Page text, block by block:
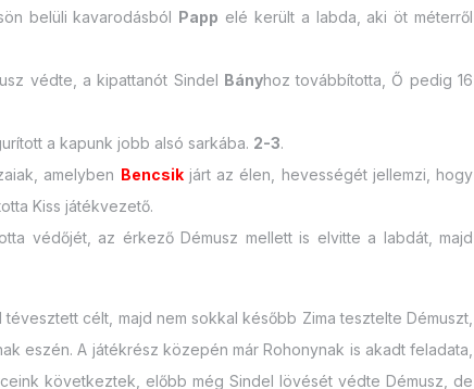
belüli kavarodásból Papp elé került a labda, aki öt méterről
védte, a kipattanót Sindel Bányhoz továbbította, Ő pedig 16
a kapunk jobb alsó sarkába. 2-3.
amelyben Bencsik járt az élen, hevességét jellemzi, hogy
Kiss játékvezető.
védőjét, az érkező Démusz mellett is elvitte a labdát, majd
célt, majd nem sokkal később Zima tesztelte Démuszt,
eszén. A játékrész közepén már Rohonynak is akadt feladata,
következtek, előbb még Sindel lövését védte Démusz, de